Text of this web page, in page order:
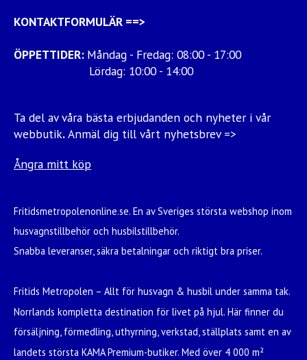
KONTAKTFORMULÄR ==>
ÖPPETTIDER: Måndag - Fredag: 08:00 - 17:00
Lördag: 10:00 - 14:00
Ta del av våra bästa erbjudanden och nyheter i vår
webbutik.Anmäl dig till vårt nyhetsbrev =>
Ångra mitt köp
Fritidsmetropolenonline.se. En av Sveriges största webshop inom
husvagnstillbehör och husbilstillbehör.
Snabba leveranser, säkra betalningar och riktigt bra priser.
Fritids Metropolen – Allt för husvagn & husbil under samma tak.
Norrlands kompletta destination för livet på hjul. Här finner du
försäljning, förmedling, uthyrning, verkstad, ställplats samt en av
landets största KAMA Premium-butiker. Med över 4 000 m²